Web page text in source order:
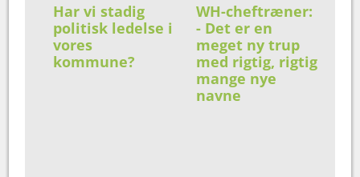
Har vi stadig
politisk ledelse i
vores
kommune?
WH-cheftræner:
- Det er en
meget ny trup
med rigtig, rigtig
mange nye
navne